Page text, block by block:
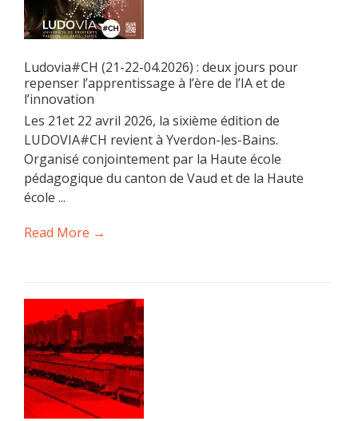
Ludovia#CH (21-22-04.2026) : deux jours pour
repenser l’apprentissage à l’ère de l’IA et de
l’innovation
Les 21et 22 avril 2026, la sixième édition de
LUDOVIA#CH revient à Yverdon-les-Bains.
Organisé conjointement par la Haute école
pédagogique du canton de Vaud et de la Haute
école ...
Read More →